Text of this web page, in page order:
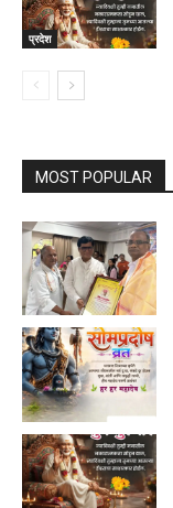
प्रदेश
MOST POPULAR